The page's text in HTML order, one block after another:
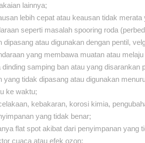
lainnya;
lebih cepat atau keausan tidak
seperti masalah spooring roda
dipasang atau digunakan dengan pentil,
yang membawa muatan atau
dinding samping ban atau yang disarankan
yang tidak dipasang atau digunakan
ke waktu;
kebakaran, korosi kimia,
yang tidak benar;
flat spot akibat dari penyimpanan yang
cuaca atau efek ozon;